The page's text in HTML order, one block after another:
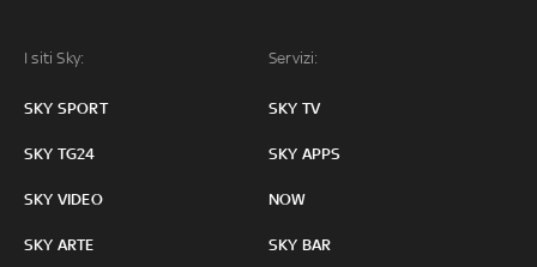
I siti Sky:
SKY SPORT
SKY TG24
SKY VIDEO
SKY ARTE
Servizi:
SKY TV
SKY APPS
NOW
SKY BAR